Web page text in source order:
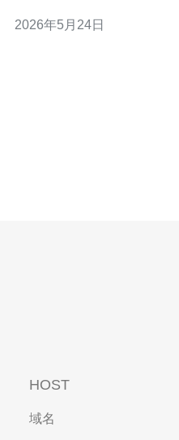
选购建议。一般来说，若流
2026年5月24日
HOST
域名